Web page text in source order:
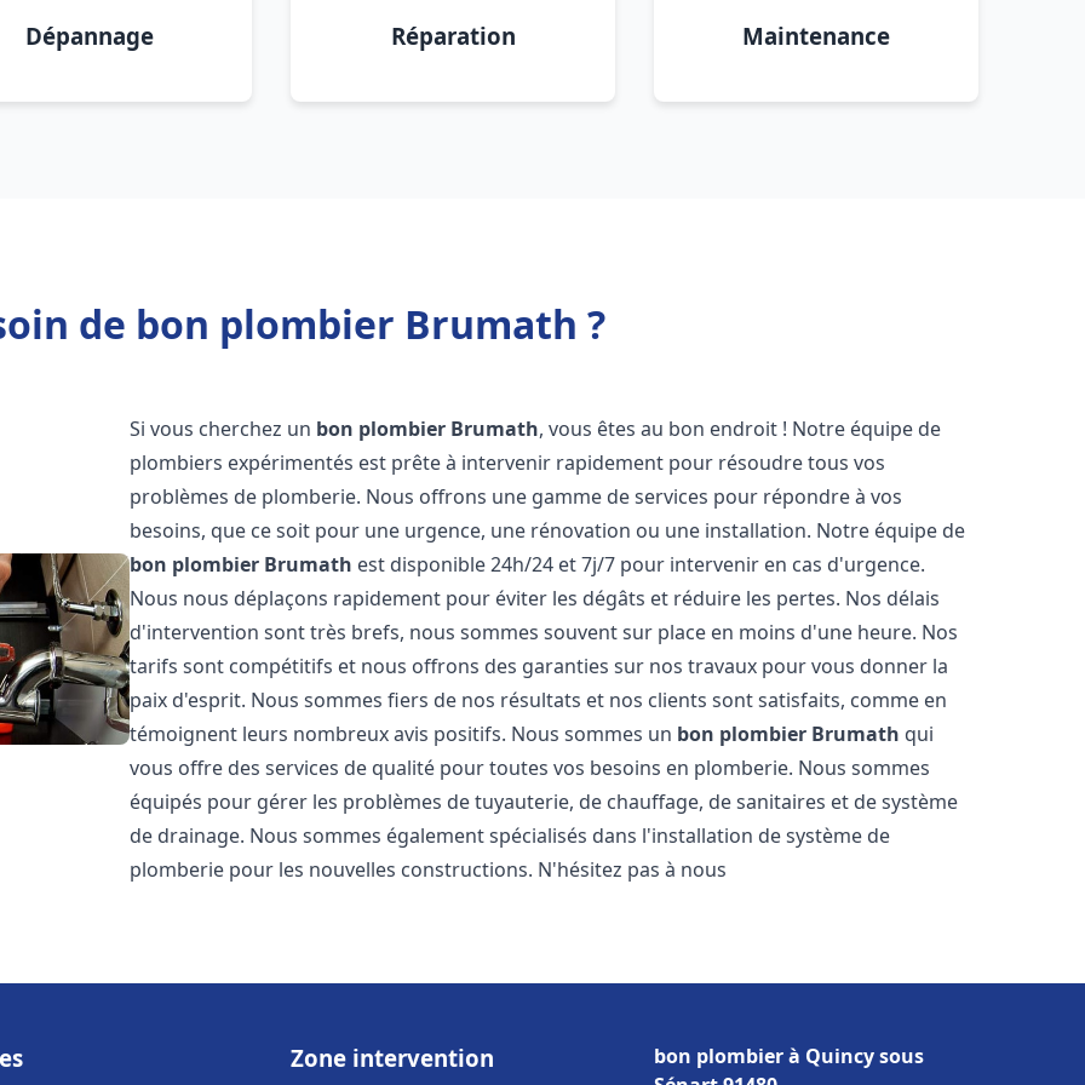
Dépannage Réparation Maintenance
de bon plombier Brumath ?
Si vous cherchez un bon plombier Brumath, vous êtes au bon endroit ! Notre équipe de
plombiers expérimentés est prête à intervenir rapidement pour résoudre tous vos
problèmes de plomberie. Nous offrons une gamme de services pour répondre à vos
besoins, que ce soit pour une urgence, une rénovation ou une installation. Notre équipe de
bon plombier Brumath est disponible 24h/24 et 7j/7 pour intervenir en cas d'urgence.
Nous nous déplaçons rapidement pour éviter les dégâts et réduire les pertes. Nos délais
d'intervention sont très brefs, nous sommes souvent sur place en moins d'une heure. Nos
tarifs sont compétitifs et nous offrons des garanties sur nos travaux pour vous donner la
paix d'esprit. Nous sommes fiers de nos résultats et nos clients sont satisfaits, comme en
témoignent leurs nombreux avis positifs. Nous sommes un bon plombier Brumath qui
vous offre des services de qualité pour toutes vos besoins en plomberie. Nous sommes
équipés pour gérer les problèmes de tuyauterie, de chauffage, de sanitaires et de système
de drainage. Nous sommes également spécialisés dans l'installation de système de
plomberie pour les nouvelles constructions. N'hésitez pas à nous
Zone intervention
bon plombier à Quincy sous